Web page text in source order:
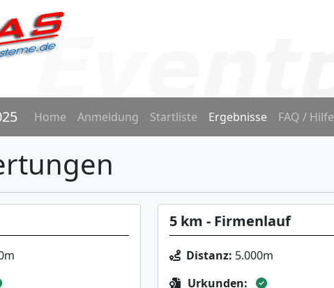
Home Anmeldung Startliste Ergebnisse FAQ / Hilfe
5 km - Firmenlauf
Distanz: 5.000m
Urkunden: